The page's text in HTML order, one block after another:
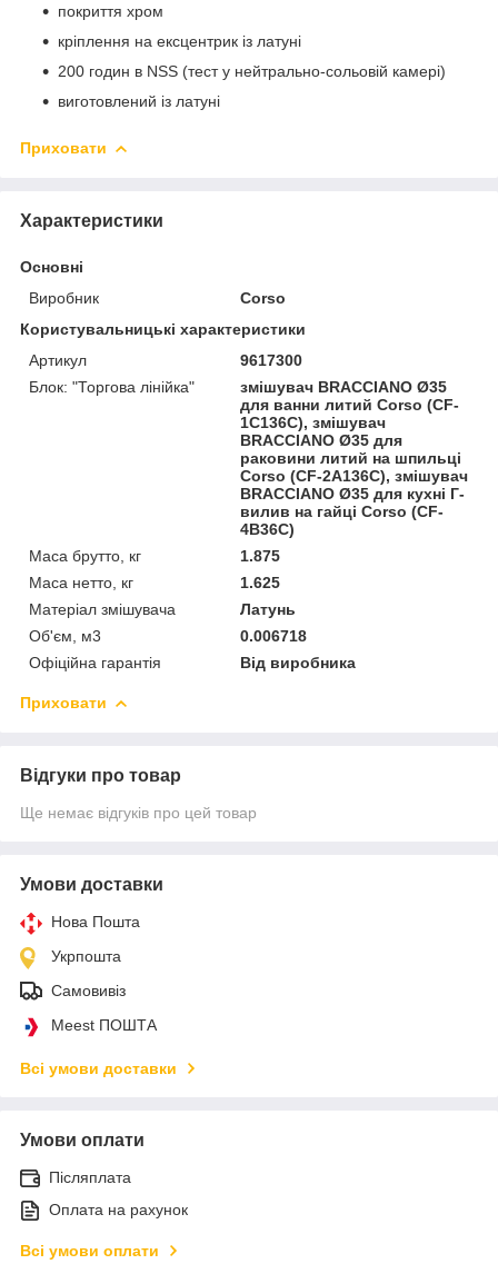
покриття хром
кріплення на ексцентрик із латуні
200 годин в NSS (тест у нейтрально-сольовій камері)
виготовлений із латуні
Приховати
Характеристики
Основні
Виробник
Corso
Користувальницькі характеристики
Артикул
9617300
Блок: "Торгова лінійка"
змішувач BRACCIANO Ø35
для ванни литий Corso (CF-
1C136C), змішувач
BRACCIANO Ø35 для
раковини литий на шпильці
Corso (CF-2A136C), змішувач
BRACCIANO Ø35 для кухні Г-
вилив на гайці Corso (CF-
4B36C)
Маса брутто, кг
1.875
Маса нетто, кг
1.625
Матеріал змішувача
Латунь
Об'єм, м3
0.006718
Офіційна гарантія
Від виробника
Приховати
Відгуки про товар
Ще немає відгуків про цей товар
Умови доставки
Нова Пошта
Укрпошта
Самовивіз
Meest ПОШТА
Всі умови доставки
Умови оплати
Післяплата
Оплата на рахунок
Всі умови оплати